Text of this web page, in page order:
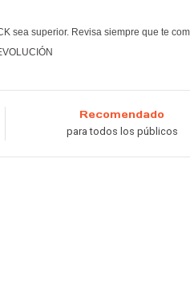
sea superior. Revisa siempre que te
Recomendado
para todos los públicos